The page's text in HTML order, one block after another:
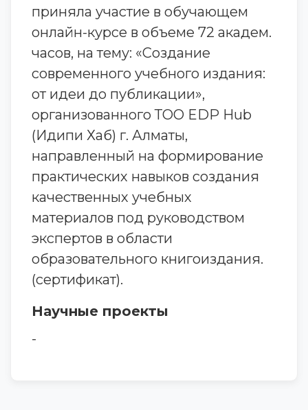
приняла участие в обучающем
онлайн-курсе в объеме 72 академ.
часов, на тему: «Создание
современного учебного издания:
от идеи до публикации»,
организованного ТОО EDP Hub
(Идипи Хаб) г. Алматы,
направленный на формирование
практических навыков создания
качественных учебных
материалов под руководством
экспертов в области
образовательного книгоиздания.
(сертификат).
Научные проекты
-